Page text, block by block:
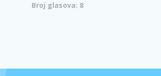
Broj glasova: 8